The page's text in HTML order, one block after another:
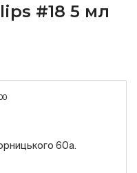
#18 5 мл
60а.